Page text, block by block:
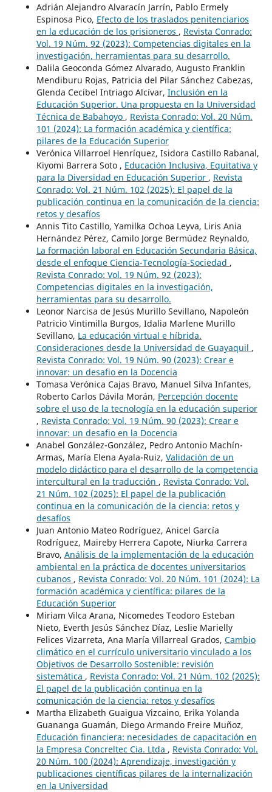
Adrián Alejandro Alvaracín Jarrín, Pablo Ermely
Espinosa Pico, Efecto de los traslados penitenciarios
en la educación de los prisioneros , Revista Conrado:
Vol. 19 Núm. 92 (2023): Competencias digitales en la
investigación, herramientas para su desarrollo.
Dalila Geoconda Gómez Alvarado, Augusto Franklin
Mendiburu Rojas, Patricia del Pilar Sánchez Cabezas,
Glenda Cecibel Intriago Alcívar, Inclusión en la
Educación Superior. Una propuesta en la Universidad
Técnica de Babahoyo , Revista Conrado: Vol. 20 Núm.
101 (2024): La formación académica y científica:
pilares de la Educación Superior
Verónica Villarroel Henríquez, Isidora Castillo Rabanal,
Kiyomi Barrera Soto , Educación Inclusiva, Equitativa y
para la Diversidad en Educación Superior , Revista
Conrado: Vol. 21 Núm. 102 (2025): El papel de la
publicación continua en la comunicación de la ciencia:
retos y desafíos
Annis Tito Castillo, Yamilka Ochoa Leyva, Liris Ania
Hernández Pérez, Camilo Jorge Bermúdez Reynaldo,
La formación laboral en Educación Secundaria Básica,
desde el enfoque Ciencia-Tecnología-Sociedad ,
Revista Conrado: Vol. 19 Núm. 92 (2023):
Competencias digitales en la investigación,
herramientas para su desarrollo.
Leonor Narcisa de Jesús Murillo Sevillano, Napoleón
Patricio Vintimilla Burgos, Idalia Marlene Murillo
Sevillano, La educación virtual e híbrida.
Consideraciones desde la Universidad de Guayaquil ,
Revista Conrado: Vol. 19 Núm. 90 (2023): Crear e
innovar: un desafio en la Docencia
Tomasa Verónica Cajas Bravo, Manuel Silva Infantes,
Roberto Carlos Dávila Morán, Percepción docente
sobre el uso de la tecnología en la educación superior
, Revista Conrado: Vol. 19 Núm. 90 (2023): Crear e
innovar: un desafio en la Docencia
Anabel González-González, Pedro Antonio Machín-
Armas, María Elena Ayala-Ruiz, Validación de un
modelo didáctico para el desarrollo de la competencia
intercultural en la traducción , Revista Conrado: Vol.
21 Núm. 102 (2025): El papel de la publicación
continua en la comunicación de la ciencia: retos y
desafíos
Juan Antonio Mateo Rodríguez, Anicel García
Rodríguez, Maireby Herrera Capote, Niurka Carrera
Bravo, Análisis de la implementación de la educación
ambiental en la práctica de docentes universitarios
cubanos , Revista Conrado: Vol. 20 Núm. 101 (2024): La
formación académica y científica: pilares de la
Educación Superior
Miriam Vilca Arana, Nicomedes Teodoro Esteban
Nieto, Everth Jesús Sánchez Díaz, Leslie Marielly
Felices Vizarreta, Ana María Villarreal Grados, Cambio
climático en el currículo universitario vinculado a los
Objetivos de Desarrollo Sostenible: revisión
sistemática , Revista Conrado: Vol. 21 Núm. 102 (2025):
El papel de la publicación continua en la
comunicación de la ciencia: retos y desafíos
Martha Elizabeth Guaigua Vizcaino, Erika Yolanda
Guananga Guamán, Diego Armando Freire Muñoz,
Educación financiera: necesidades de capacitación en
la Empresa Concreltec Cia. Ltda , Revista Conrado: Vol.
20 Núm. 100 (2024): Aprendizaje, investigación y
publicaciones científicas pilares de la internalización
en la Universidad